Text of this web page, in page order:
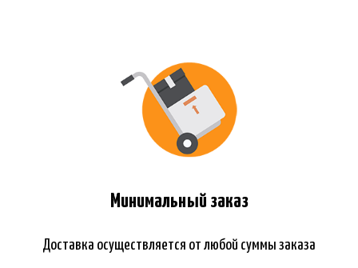
Минимальный заказ
Доставка осуществляется от любой суммы заказа